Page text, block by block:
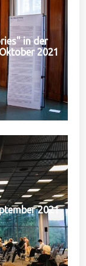
in der
2021
2021